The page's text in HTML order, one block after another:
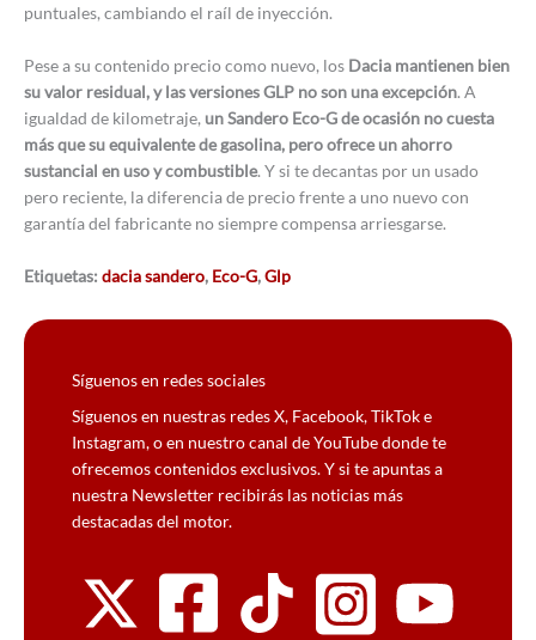
puntuales, cambiando el raíl de inyección.
Pese a su contenido precio como nuevo, los Dacia mantienen bien
su valor residual, y las versiones GLP no son una excepción. A
igualdad de kilometraje, un Sandero Eco-G de ocasión no cuesta
más que su equivalente de gasolina, pero ofrece un ahorro
sustancial en uso y combustible. Y si te decantas por un usado
pero reciente, la diferencia de precio frente a uno nuevo con
garantía del fabricante no siempre compensa arriesgarse.
Etiquetas: dacia sandero, Eco-G,Glp
Síguenos en redes sociales
Síguenos en nuestras redes X, Facebook, TikTok e
Instagram, o en nuestro canal de YouTube donde te
ofrecemos contenidos exclusivos. Y si te apuntas a
nuestra Newsletter recibirás las noticias más
destacadas del motor.